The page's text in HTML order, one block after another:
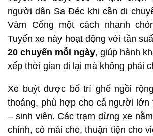
người dân Sa Đéc khi cần di
Vàm Cống một cách nhanh
Tuyến xe này hoạt động với tần
20 chuyến mỗi ngày, giúp hành
xếp thời gian đi lại mà không phải
Xe buýt được bố trí ghế ngồi
thoáng, phù hợp cho cả người lớn
– sinh viên. Các trạm dừng xe
chính, có mái che, thuận tiện cho